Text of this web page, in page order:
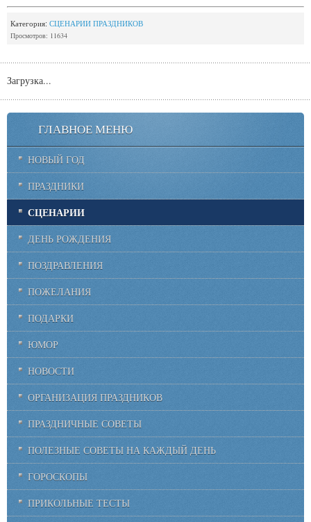
Категория: СЦЕНАРИИ ПРАЗДНИКОВ
Просмотров: 11634
Загрузка...
ГЛАВНОЕ МЕНЮ
НОВЫЙ ГОД
ПРАЗДНИКИ
СЦЕНАРИИ
ДЕНЬ РОЖДЕНИЯ
ПОЗДРАВЛЕНИЯ
ПОЖЕЛАНИЯ
ПОДАРКИ
ЮМОР
НОВОСТИ
ОРГАНИЗАЦИЯ ПРАЗДНИКОВ
ПРАЗДНИЧНЫЕ СОВЕТЫ
ПОЛЕЗНЫЕ СОВЕТЫ НА КАЖДЫЙ ДЕНЬ
ГОРОСКОПЫ
ПРИКОЛЬНЫЕ ТЕСТЫ